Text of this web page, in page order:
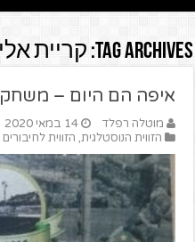
Tag Archives: קריית
איפה הם היום – משחק
מוטלה רפלד
14 במאי 2020
הזווית הנוסטלגית, הזווית לחיבורים